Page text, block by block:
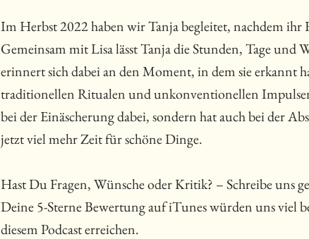
Im Herbst 2022 haben wir Tanja begleitet, nachdem
Gemeinsam mit Lisa lässt Tanja die Stunden, Tage und
erinnert sich dabei an den Moment, in dem sie erkannt
traditionellen Ritualen und unkonventionellen
bei der Einäscherung dabei, sondern hat auch bei der
jetzt viel mehr Zeit für schöne Dinge.
Hast Du Fragen, Wünsche oder Kritik? – Schreibe uns
Deine 5-Sterne Bewertung auf iTunes würden uns viel
diesem Podcast erreichen.